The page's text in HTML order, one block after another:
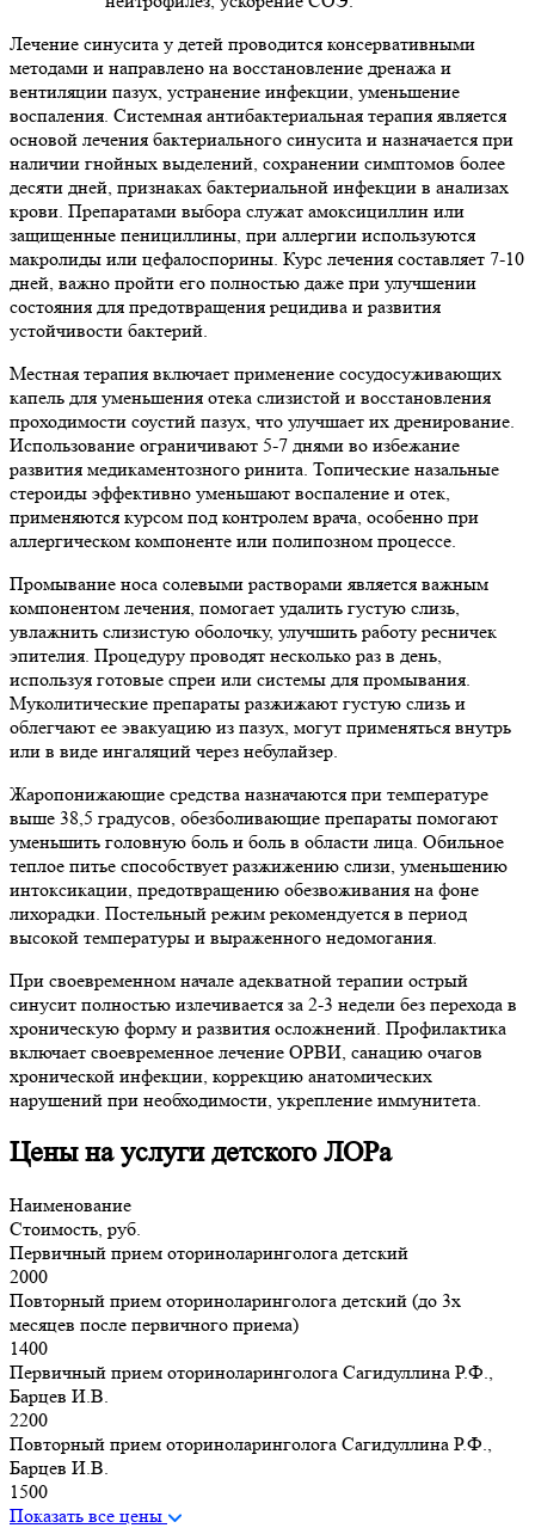
Лечение синусита у детей проводится консервативными
методами и направлено на восстановление дренажа и
вентиляции пазух, устранение инфекции, уменьшение
воспаления. Системная антибактериальная терапия является
основой лечения бактериального синусита и назначается при
наличии гнойных выделений, сохранении симптомов более
десяти дней, признаках бактериальной инфекции в анализах
крови. Препаратами выбора служат амоксициллин или
защищенные пенициллины, при аллергии используются
макролиды или цефалоспорины. Курс лечения составляет 7-10
дней, важно пройти его полностью даже при улучшении
состояния для предотвращения рецидива и развития
устойчивости бактерий.
Местная терапия включает применение сосудосуживающих
капель для уменьшения отека слизистой и восстановления
проходимости соустий пазух, что улучшает их дренирование.
Использование ограничивают 5-7 днями во избежание
развития медикаментозного ринита. Топические назальные
стероиды эффективно уменьшают воспаление и отек,
применяются курсом под контролем врача, особенно при
аллергическом компоненте или полипозном процессе.
Промывание носа солевыми растворами является важным
компонентом лечения, помогает удалить густую слизь,
увлажнить слизистую оболочку, улучшить работу ресничек
эпителия. Процедуру проводят несколько раз в день,
используя готовые спреи или системы для промывания.
Муколитические препараты разжижают густую слизь и
облегчают ее эвакуацию из пазух, могут применяться внутрь
или в виде ингаляций через небулайзер.
Жаропонижающие средства назначаются при температуре
выше 38,5 градусов, обезболивающие препараты помогают
уменьшить головную боль и боль в области лица. Обильное
теплое питье способствует разжижению слизи, уменьшению
интоксикации, предотвращению обезвоживания на фоне
лихорадки. Постельный режим рекомендуется в период
высокой температуры и выраженного недомогания.
При своевременном начале адекватной терапии острый
синусит полностью излечивается за 2-3 недели без перехода в
хроническую форму и развития осложнений. Профилактика
включает своевременное лечение ОРВИ, санацию очагов
хронической инфекции, коррекцию анатомических
нарушений при необходимости, укрепление иммунитета.
Цены на услуги детского ЛОРа
Наименование
Стоимость, руб.
Первичный прием оториноларинголога детский
2000
Повторный прием оториноларинголога детский (до 3х
месяцев после первичного приема)
1400
Первичный прием оториноларинголога Сагидуллина Р.Ф.,
Барцев И.В.
2200
Повторный прием оториноларинголога Сагидуллина Р.Ф.,
Барцев И.В.
1500
Показать все цены